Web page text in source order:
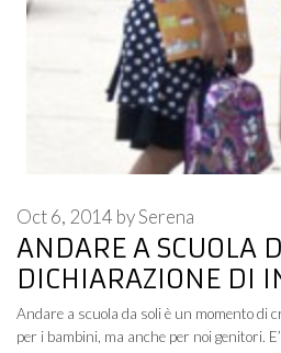
ANDARE A SCUOLA
DICHIARAZIONE DI
Oct 6, 2014 bySerena
Andare a scuola da soli è un momento di
per i bambini, ma anche per noi genitori.